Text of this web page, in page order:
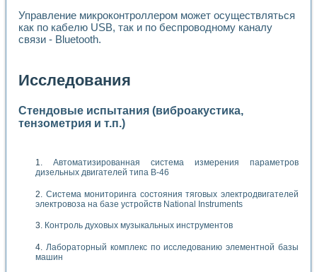
Управление микроконтроллером может осуществляться
как по кабелю USB, так и по беспроводному каналу
связи - Bluetooth.
Исследования
Стендовые испытания (виброакустика,
тензометрия и т.п.)
Автоматизированная система измерения параметров
дизельных двигателей типа В-46
Система мониторинга состояния тяговых электродвигателей
электровоза на базе устройств National Instruments
Контроль духовых музыкальных инструментов
Лабораторный комплекс по исследованию элементной базы
машин